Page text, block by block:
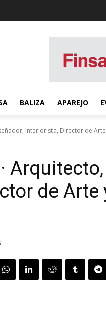
BALIZA APAREJO
Interiorista, Director de
de